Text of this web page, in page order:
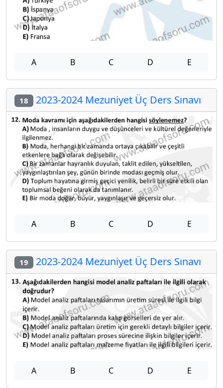
A B C D E
18 2023-2024 Mezuniyet Üç Ders Sınavı
A B C D E
19 2023-2024 Mezuniyet Üç Ders Sınavı
A B C D E